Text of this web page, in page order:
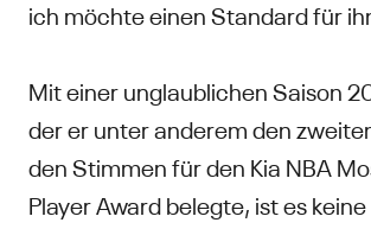
ich möchte einen Standard für
Mit einer unglaublichen Saison
der er unter anderem den
den Stimmen für den Kia NBA
Player Award belegte, ist es